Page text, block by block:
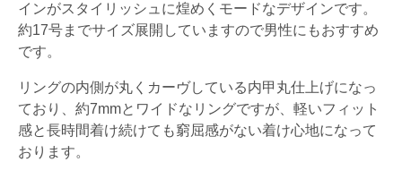
インがスタイリッシュに煌めくモードなデザインです。
約17号までサイズ展開していますので男性にもおすすめ
です。
リングの内側が丸くカーヴしている内甲丸仕上げになっ
ており、約7mmとワイドなリングですが、軽いフィット
感と長時間着け続けても窮屈感がない着け心地になって
おります。